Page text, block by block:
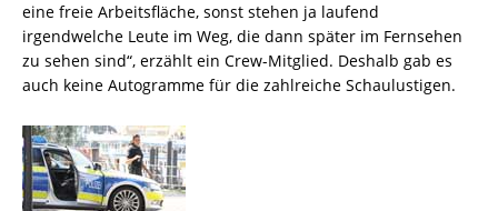
eine freie Arbeitsfläche, sonst stehen ja laufend
irgendwelche Leute im Weg, die dann später im Fernsehen
zu sehen sind“, erzählt ein Crew-Mitglied. Deshalb gab es
auch keine Autogramme für die zahlreiche Schaulustigen.